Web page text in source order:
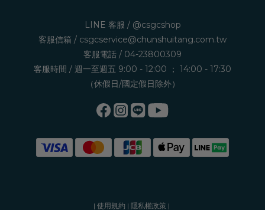
LINE 客服 / @csgcshop
客服信箱 / csgcservice@chunshuitang.com.tw
客服電話 / 04-23800309
客服時間 / 週一至週五 9:00 - 12:00 ； 14:00 - 17:30
（休假日/國定假日除外）
| 使用規約 | 隱私權政策 |